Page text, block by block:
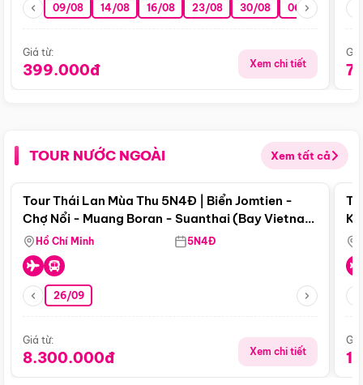
09/08 14/08 16/08 23/08 30/08 06/09 13/09
Giá từ:
399.000đ Xem chi tiết
TOUR NƯỚC NGOÀI Xem tất cả
Điểm nổi bật
Tour Thái Lan Mùa Thu 5N4Đ | Biển Jomtien -
Chợ Nổi - Muang Boran - Suanthai (Bay Vietnam
Airlines)
Hồ Chí Minh 5N4Đ
26/09
Giá từ:
8.300.000đ Xem chi tiết